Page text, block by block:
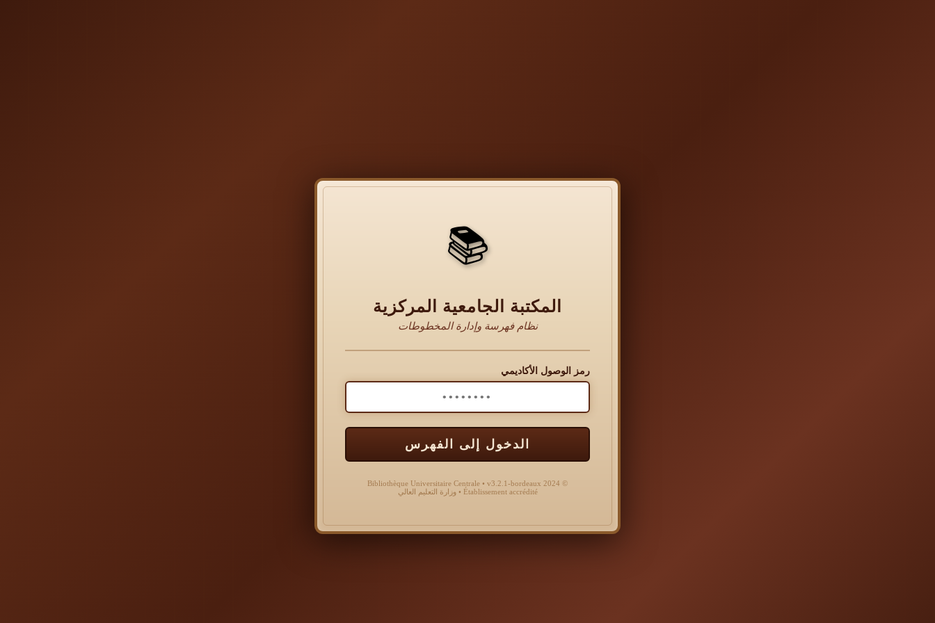
📚
المكتبة الجامعية المركزية
نظام فهرسة وإدارة المخطوطات
رمز الوصول الأكاديمي
الدخول إلى الفهرس
© 2024 Bibliothèque Universitaire Centrale • v3.2.1-bordeaux
Établissement accrédité • وزارة التعليم العالي